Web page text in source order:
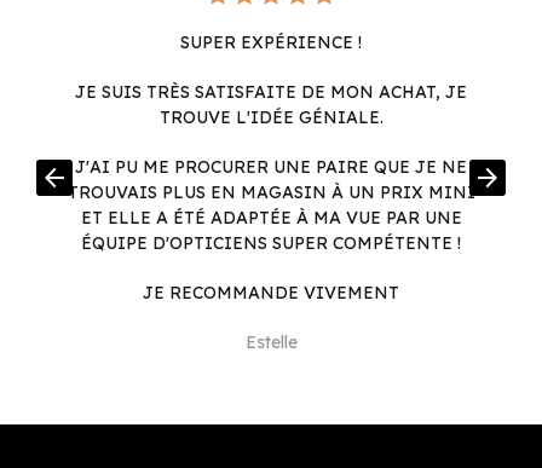
SUPER EXPÉRIENCE !
JE SUIS TRÈS SATISFAITE DE MON ACHAT, JE
TROUVE L'IDÉE GÉNIALE.
J'AI PU ME PROCURER UNE PAIRE QUE JE NE
TROUVAIS PLUS EN MAGASIN À UN PRIX MINI
ET ELLE A ÉTÉ ADAPTÉE À MA VUE PAR UNE
ÉQUIPE D'OPTICIENS SUPER COMPÉTENTE !
JE RECOMMANDE VIVEMENT
Estelle
arrow_back arrow_forward